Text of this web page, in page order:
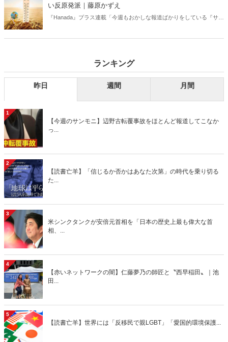
い反原発派｜藤原かずえ
『Hanada』プラス連載「今週もおかしな報道ばかりをしている『サン
ランキング
昨日 週間 月間
1
【今週のサンモニ】辺野古転覆事故をほとんど報道してこなか
っ...
2
【読書亡羊】「信じるか否かはあなた次第」の時代を乗り切る
た...
3
米シンクタンクが安倍元首相を「日本の歴史上最も偉大な首
相、...
4
【赤いネットワークの闇】仁藤夢乃の師匠と〝西早稲田〟｜池
田...
5
【読書亡羊】世界には「反移民で親LGBT」「愛国的環境保護...